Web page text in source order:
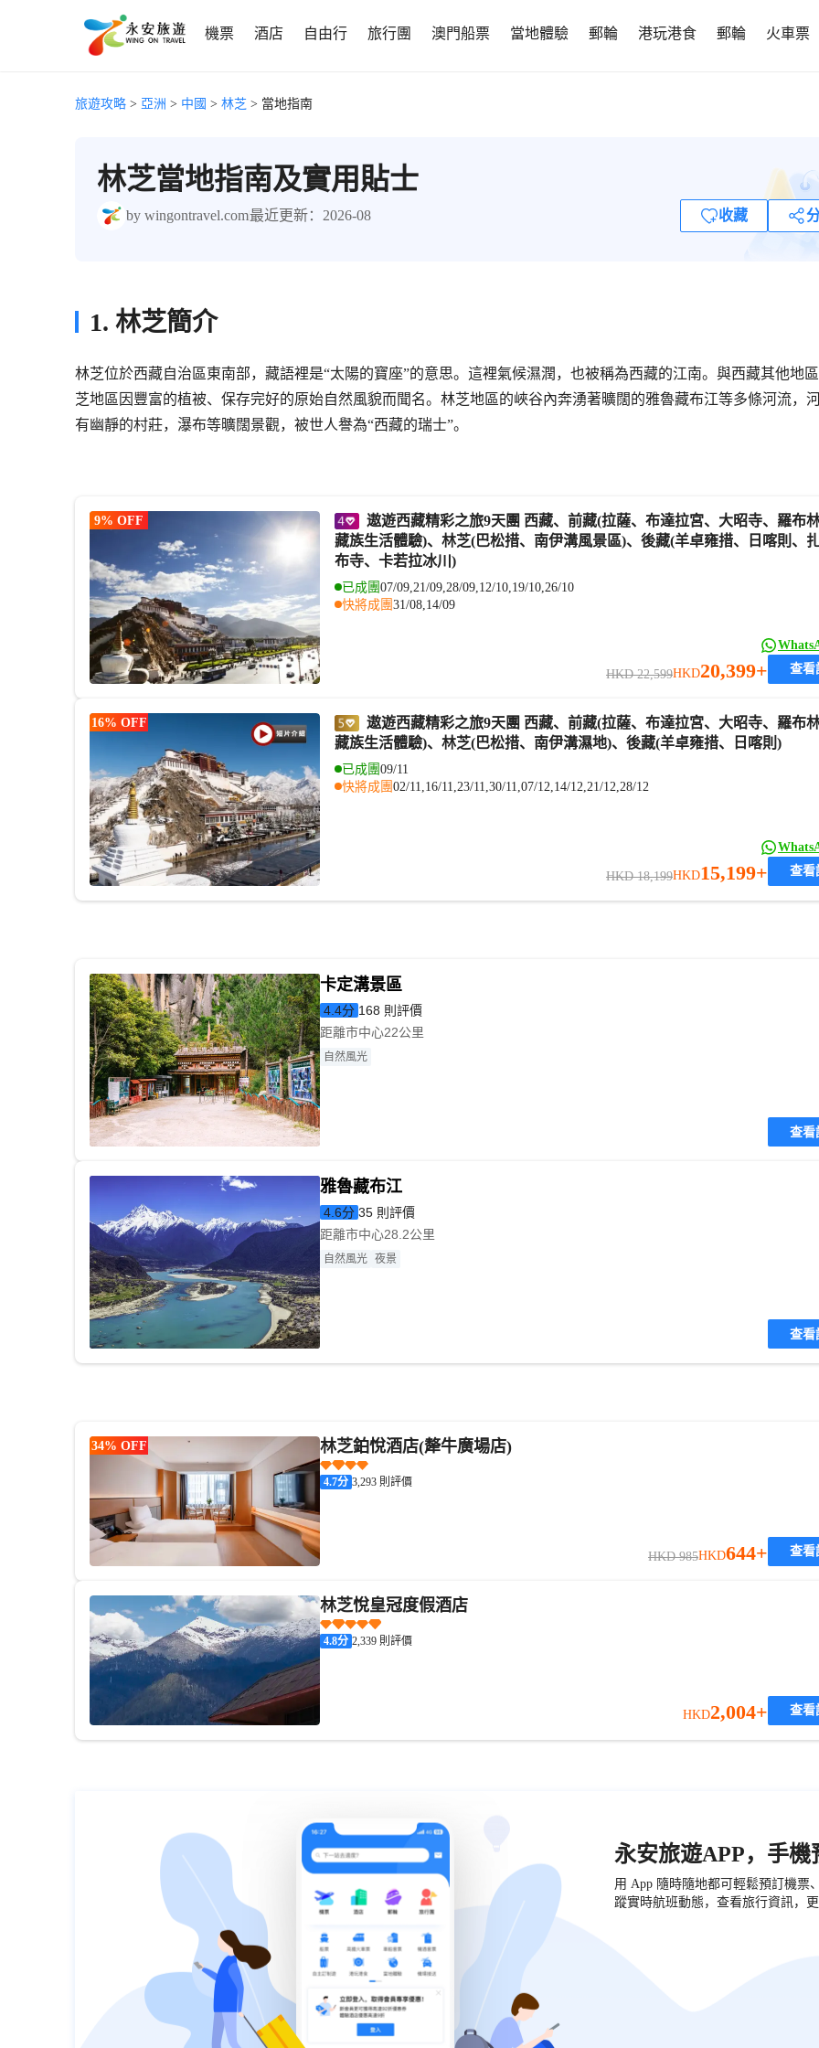
機票 酒店 自由行 旅行團 澳門船票 當地體驗 郵輪 港玩港食 郵輪 火車票
旅遊攻略 > 亞洲 > 中國 > 林芝 > 當地指南
林芝當地指南及實用貼士
by wingontravel.com最近更新：2026-08 收藏
1. 林芝簡介
林芝位於西藏自治區東南部，藏語裡是“太陽的寶座”的意思。這裡氣候濕潤，也被稱為西藏的江南。與西藏其他地
芝地區因豐富的植被、保存完好的原始自然風貌而聞名。林芝地區的峽谷內奔湧著曠闊的雅魯藏布江等多條河流，
有幽靜的村莊，瀑布等曠闊景觀，被世人譽為“西藏的瑞士”。
9% OFF
藏族生活體驗)、林芝(巴松措、南伊溝風景區)、後藏(羊卓雍措、日喀則、
布寺、卡若拉冰川)
已成團07/09,21/09,28/09,12/10,19/10,26/10
快將成團31/08,14/09
HKD 22,599HKD20,399+ 查看
16% OFF
藏族生活體驗)、林芝(巴松措、南伊溝濕地)、後藏(羊卓雍措、日喀則)
已成團09/11
快將成團02/11,16/11,23/11,30/11,07/12,14/12,21/12,28/12
HKD 18,199HKD15,199+ 查看
卡定溝景區
4.4分 168 則評價
距離市中心22公里
自然風光
查看
雅魯藏布江
4.6分 35 則評價
距離市中心28.2公里
自然風光 夜景
查看
34% OFF 林芝鉑悅酒店(犛牛廣場店)
4.7分 3,293 則評價
HKD 985HKD644+ 查看
林芝悅皇冠度假酒店
4.8分 2,339 則評價
HKD2,004+ 查看
永安旅遊APP，手機
用 App 隨時隨地都可輕鬆預訂機票
蹤實時航班動態，查看旅行資訊，更